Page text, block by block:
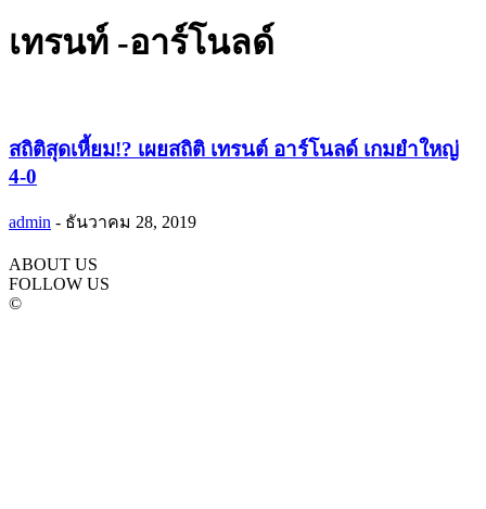
เทรนท์ -อาร์โนลด์
สถิติสุดเหี้ยม!? เผยสถิติ เทรนต์ อาร์โนลด์ เกมยำใหญ่
4-0
admin - ธันวาคม 28, 2019
ABOUT US
FOLLOW US
©